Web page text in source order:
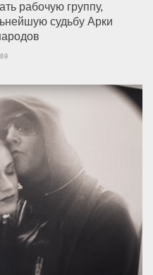
рабочую группу,
судьбу Арки